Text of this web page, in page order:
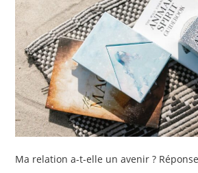
Ma relation a-t-elle un avenir ?